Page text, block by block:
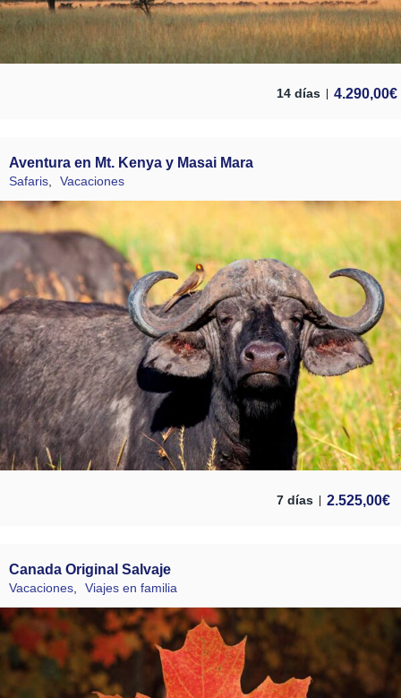
14 días 4.290,00€
Aventura en Mt. Kenya y Masai Mara
Safaris Vacaciones
7 días 2.525,00€
Canada Original Salvaje
Vacaciones Viajes en familia